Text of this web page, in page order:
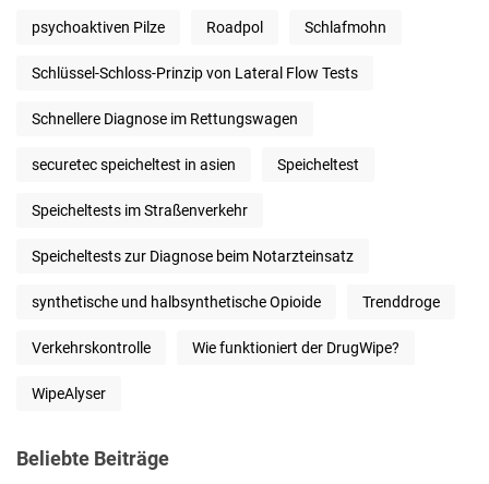
psychoaktiven Pilze Roadpol Schlafmohn
Schlüssel-Schloss-Prinzip von Lateral Flow Tests
Schnellere Diagnose im Rettungswagen
securetec speicheltest in asien Speicheltest
Speicheltests im Straßenverkehr
Speicheltests zur Diagnose beim Notarzteinsatz
synthetische und halbsynthetische Opioide Trenddroge
Verkehrskontrolle Wie funktioniert der DrugWipe?
WipeAlyser
Beliebte Beiträge